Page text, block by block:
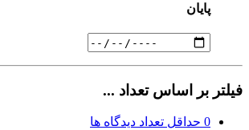
پایان
فیلتر بر اساس تعداد ...
0 حداقل تعداد دیدگاه ها